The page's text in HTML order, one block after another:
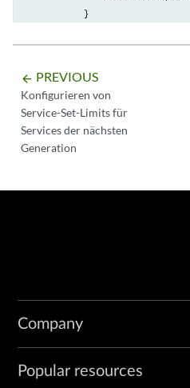
            }
arrow_backward PREVIOUS
Konfigurieren von
Service-Set-Limits für
Services der nächsten
Generation
Company
Popular resources